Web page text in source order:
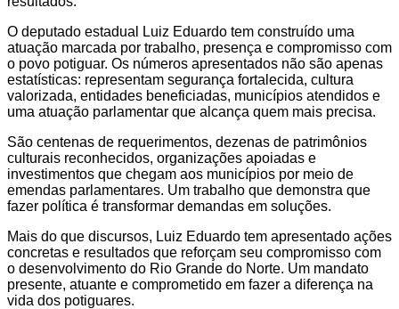
O deputado estadual Luiz Eduardo tem construído uma
atuação marcada por trabalho, presença e compromisso com
o povo potiguar. Os números apresentados não são apenas
estatísticas: representam segurança fortalecida, cultura
valorizada, entidades beneficiadas, municípios atendidos e
uma atuação parlamentar que alcança quem mais precisa.
São centenas de requerimentos, dezenas de patrimônios
culturais reconhecidos, organizações apoiadas e
investimentos que chegam aos municípios por meio de
emendas parlamentares. Um trabalho que demonstra que
fazer política é transformar demandas em soluções.
Mais do que discursos, Luiz Eduardo tem apresentado ações
concretas e resultados que reforçam seu compromisso com
o desenvolvimento do Rio Grande do Norte. Um mandato
presente, atuante e comprometido em fazer a diferença na
vida dos potiguares.